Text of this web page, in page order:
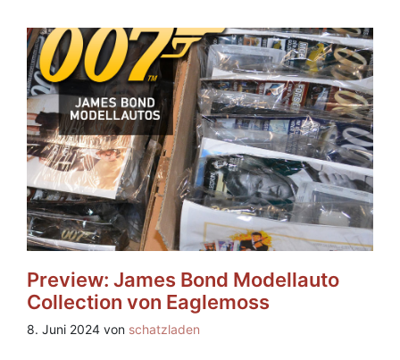
Preview: James Bond Modellauto
Collection von Eaglemoss
8. Juni 2024 von schatzladen